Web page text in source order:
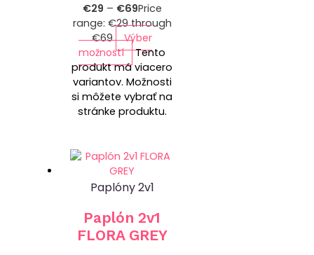
€29 – €69Price
range: €29 through
€69
Výber
možností
Tento
produkt má viacero
variantov. Možnosti
si môžete vybrať na
stránke produktu.
Paplóny 2v1
Paplón 2v1
FLORA GREY